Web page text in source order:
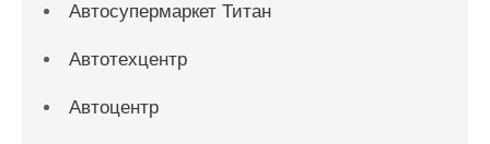
Автосупермаркет Титан
Автотехцентр
Автоцентр